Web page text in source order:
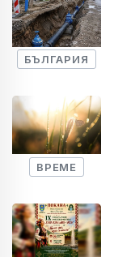
БЪЛГАРИЯ
ВРЕМЕ